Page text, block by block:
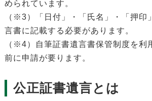
められています。
（※3）「日付」・「氏名」・「押印
言書に記載する必要があります。
（※4）自筆証書遺言書保管制度を利
前に申請が要ります。
公正証書遺言とは